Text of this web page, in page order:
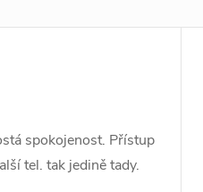
spokojenost. Přístup
tel. tak jedině tady.